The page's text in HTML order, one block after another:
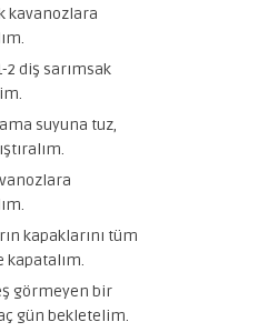
kavanozlara
2 diş sarımsak
suyuna tuz,
kapaklarını tüm
kapatalım.
görmeyen bir
gün bekletelim.